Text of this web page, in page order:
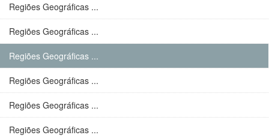
Regiões Geográficas ...
Regiões Geográficas ...
Regiões Geográficas ...
Regiões Geográficas ...
Regiões Geográficas ...
Regiões Geográficas ...